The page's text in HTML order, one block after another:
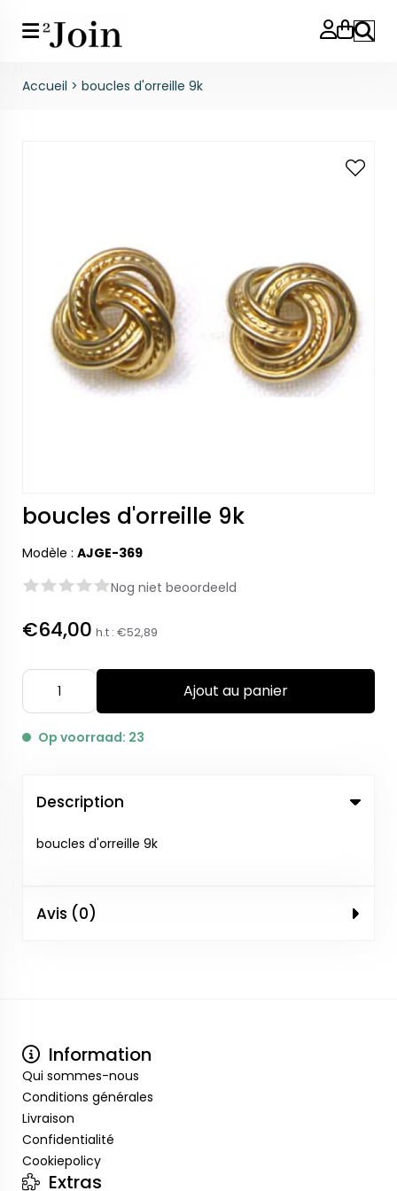
Accueil > boucles d'orreille 9k
boucles d'orreille 9k
Modèle : AJGE-369
Nog niet beoordeeld
€64,00 h.t : €52,89
Ajout au panier
Op voorraad: 23
Description
boucles d'orreille 9k
Avis (0)
Information
Qui sommes-nous
Conditions générales
Livraison
Confidentialité
Cookiepolicy
Extras